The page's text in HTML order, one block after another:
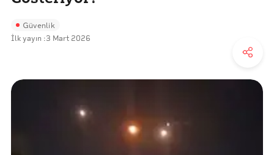
Güvenlik
İlk yayın :3 Mart 2026